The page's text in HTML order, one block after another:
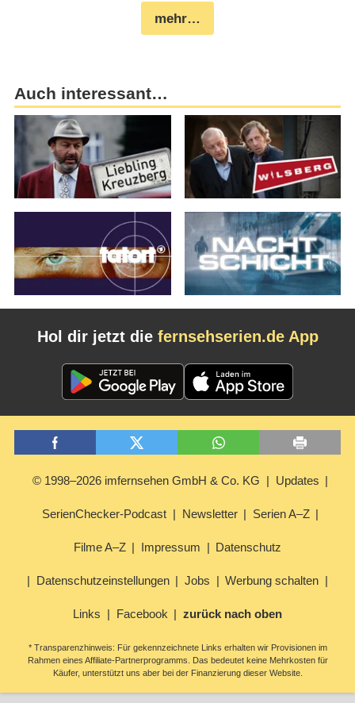
mehr…
Auch interessant…
Hol dir jetzt die fernsehserien.de App
© 1998–2026 imfernsehen GmbH & Co. KG Updates
SerienChecker-Podcast Newsletter Serien A–Z
Filme A–Z Impressum Datenschutz
Datenschutzeinstellungen Jobs Werbung schalten
Links Facebook zurück nach oben
* Transparenzhinweis: Für gekennzeichnete Links erhalten wir Provisionen im
Rahmen eines Affiliate-Partnerprogramms. Das bedeutet keine Mehrkosten für
Käufer, unterstützt uns aber bei der Finanzierung dieser Website.